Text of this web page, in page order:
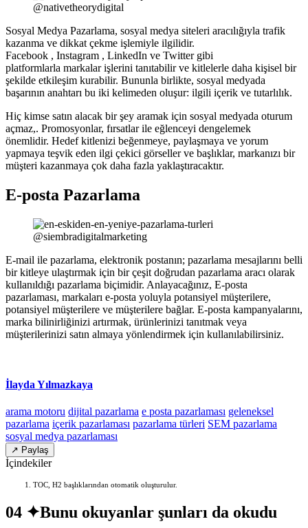
@nativetheorydigital
Sosyal Medya Pazarlama, sosyal medya siteleri aracılığıyla trafik
kazanma ve dikkat çekme işlemiyle ilgilidir.
Facebook , Instagram , LinkedIn ve Twitter gibi
platformlarla markalar işlerini tanıtabilir ve kitlelerle daha kişisel bir
şekilde etkileşim kurabilir. Bununla birlikte, sosyal medyada
başarının anahtarı bu iki kelimeden oluşur: ilgili içerik ve tutarlılık.
Hiç kimse satın alacak bir şey aramak için sosyal medyada oturum
açmaz,. Promosyonlar, fırsatlar ile eğlenceyi dengelemek
önemlidir. Hedef kitlenizi beğenmeye, paylaşmaya ve yorum
yapmaya teşvik eden ilgi çekici görseller ve başlıklar, markanızı bir
müşteri kazanmaya çok daha fazla yaklaştıracaktır.
E-posta Pazarlama
@siembradigitalmarketing
E-mail ile pazarlama, elektronik postanın; pazarlama mesajlarını belli
bir kitleye ulaştırmak için bir çeşit doğrudan pazarlama aracı olarak
kullanıldığı pazarlama biçimidir. Anlayacağınız, E-posta
pazarlaması, markaları e-posta yoluyla potansiyel müşterilere,
potansiyel müşterilere ve müşterilere bağlar. E-posta kampanyalarını,
marka bilinirliğinizi artırmak, ürünlerinizi tanıtmak veya
müşterilerinizi satın almaya yönlendirmek için kullanılabilirsiniz.
İlayda Yılmazkaya
arama motoru dijital pazarlama e posta pazarlaması geleneksel
pazarlama içerik pazarlaması pazarlama türleri SEM pazarlama
sosyal medya pazarlaması
↗ Paylaş
İçindekiler
TOC, H2 başlıklarından otomatik oluşturulur.
04 ✦Bunu okuyanlar şunları da okudu